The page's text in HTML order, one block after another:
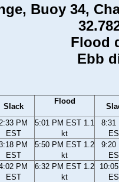
Buoy 34,
Flood
Ebb
Slack
Flood
2:33 PM
EST
5:01 PM EST 1.1
kt
8:31
PM
EST
5:50 PM EST 1.2
kt
9:20
PM
EST
6:32 PM EST 1.2
kt